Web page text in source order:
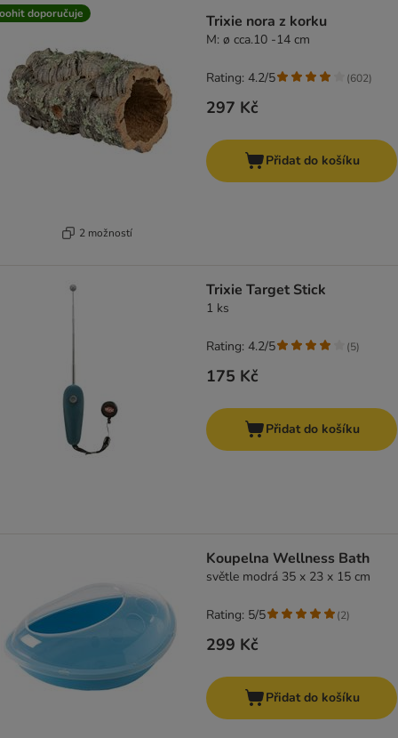
doporučuje
2 možností
Trixie nora z korku
M: ø cca.10 -14 cm
297 Kč
Rating: 4.2/5 (602)
Přidat do košíku
Trixie Target Stick
1 ks
175 Kč
Rating: 4.2/5 (5)
Přidat do košíku
Koupelna Wellness Bath
světle modrá 35 x 23 x 15 cm
299 Kč
Rating: 5/5 (2)
Přidat do košíku